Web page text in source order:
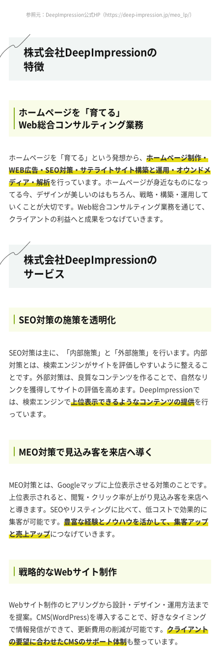
参照元：DeepImpression公式HP（https://deep-impression.jp/meo_lp/）
株式会社DeepImpressionの
特徴
ホームページを「育てる」
Web総合コンサルティング業務
ホームページを「育てる」という発想から、 ホームページ制作・
WEB広告・SEO対策・サテライトサイト構築と運用・オウンドメ
ディア・解析を行っています。ホームページが身近なものになっ
てる今、デザインが美しいのはもちろん、戦略・構築・運用して
いくことが大切です。Web総合コンサルティング業務を通じて、
クライアントの利益へと成果をつなげていきます。
株式会社DeepImpressionの
サービス
SEO対策の施策を透明化
SEO対策は主に、「内部施策」と「外部施策」を行います。内部
対策とは、検索エンジンがサイトを評価しやすいように整えるこ
とです。外部対策は、良質なコンテンツを作ることで、自然なリ
ンクを獲得してサイトの評価を高めます。DeepImpressionで
は、検索エンジンで上位表示できるようなコンテンツの提供を行
っています。
MEO対策で見込み客を来店へ導く
MEO対策とは、Googleマップに上位表示させる対策のことです。
上位表示されると、閲覧・クリック率が上がり見込み客を来店へ
と導きます。SEOやリスティングに比べて、低コストで効果的に
集客が可能です。 豊富な経験とノウハウを活かして、集客アップ
と売上アップにつなげていきます。
戦略的なWebサイト制作
Webサイト制作のヒアリングから設計・デザイン・運用方法まで
を提案。CMS(WordPress)を導入することで、好きなタイミング
で情報発信ができて、更新費用の削減が可能です。 クライアント
の要望に合わせたCMSのサポート体制も整っています。